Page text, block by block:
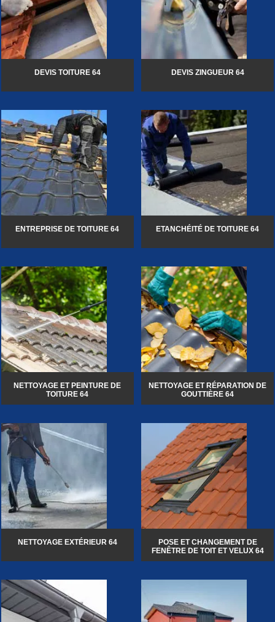
DEVIS TOITURE 64 DEVIS ZINGUEUR 64
ENTREPRISE DE TOITURE 64 ETANCHÉITÉ DE TOITURE 64
NETTOYAGE ET PEINTURE DE
TOITURE 64
NETTOYAGE ET RÉPARATION DE
GOUTTIÈRE 64
NETTOYAGE EXTÉRIEUR 64
POSE ET CHANGEMENT DE
FENÊTRE DE TOIT ET VELUX 64